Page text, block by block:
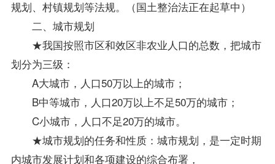
规划、村镇规划等法规。（国土整治法正在起草中）
二、城市规划
★我国按照市区和效区非农业人口的总数，把城市
划分为三级：
A大城市，人口50万以上的城市；
B中等城市，人口20万以上不足50万的城市；
C小城市，人口不足20万的城市。
★城市规划的任务和性质：城市规划，是一定时期
内城市发展计划和各项建设的综合布署，